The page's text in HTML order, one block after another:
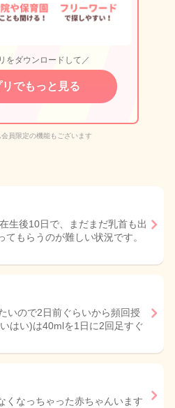
をダウンロードして／
でもっと見る
員限定の機能もございます
生後10日で、まだまだ乳首も出
もらうのが難しい状況です。
いので2日前ぐらいから頻回授
はい)は40mlを1日に2回足すぐ
くなっちゃった赤ちゃんいます